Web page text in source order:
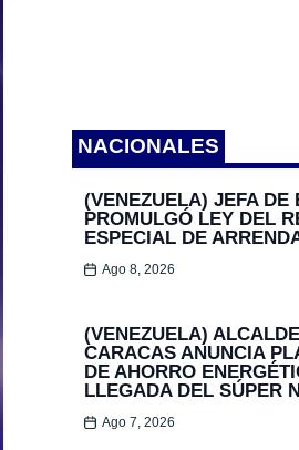
NACIONALES
(VENEZUELA) JEFA DE
PROMULGÓ LEY DEL
ESPECIAL DE
Ago 8, 2026
(VENEZUELA)
CARACAS ANUNCIA
DE AHORRO
LLEGADA DEL SÚPER
Ago 7, 2026